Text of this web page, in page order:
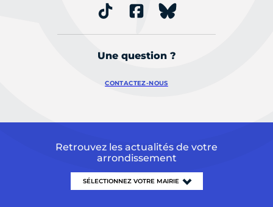
Une question ?
CONTACTEZ-NOUS
Retrouvez les actualités de votre
arrondissement